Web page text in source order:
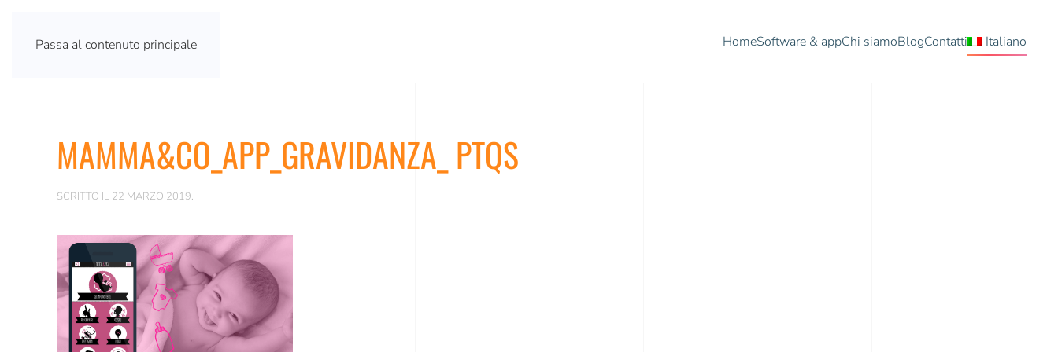
Passa al contenuto principale HomeSoftware & appChi siamoBlogContatti Italiano
MAMMA&CO_APP_GRAVIDANZA_ PTQS
SCRITTO IL 22 MARZO 2019.